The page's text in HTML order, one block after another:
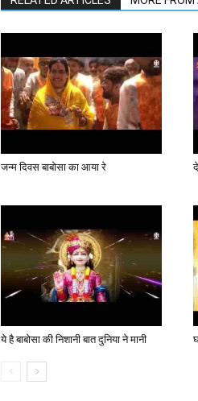
जन्म दिवस बाबोसा का आया रे
ये है बाबोसा की निशानी बात दुनिया ने मानी